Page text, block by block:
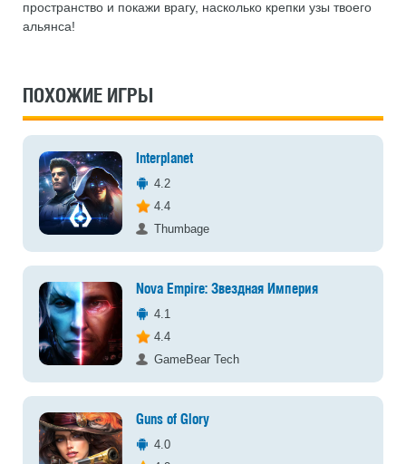
пространство и покажи врагу, насколько крепки узы твоего
альянса!
ПОХОЖИЕ ИГРЫ
Interplanet
4.2
4.4
Thumbage
Nova Empire: Звездная Империя
4.1
4.4
GameBear Tech
Guns of Glory
4.0